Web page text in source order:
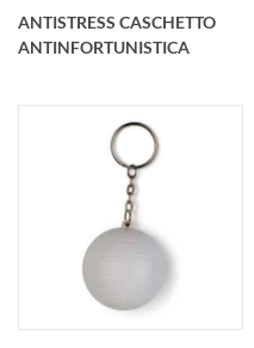
Portachiavi
antistress caschetto
antinfortunistica
personalizzato
ANTISTRESS CASCHETTO
ANTINFORTUNISTICA